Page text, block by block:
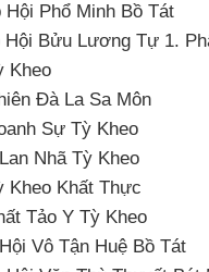
Hội Phổ Minh Bồ Tát
Hội Bửu Lương Tự 1.
Kheo
Đà La Sa Môn
Sự Tỳ Kheo
Nhã Tỳ Kheo
Kheo Khất Thực
Tảo Y Tỳ Kheo
Vô Tận Huệ Bồ Tát